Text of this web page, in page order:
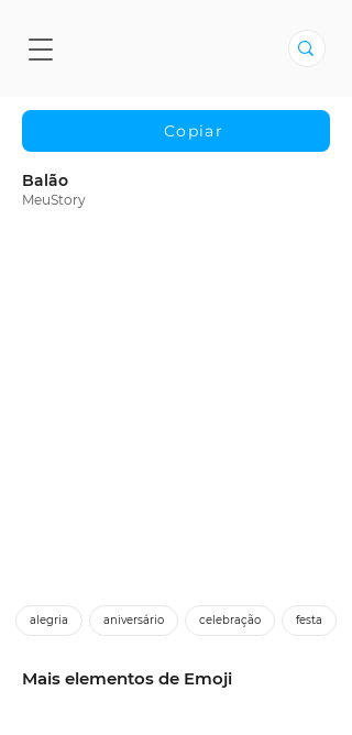
Copiar
Balão
MeuStory
alegria aniversário celebração festa
Mais elementos de Emoji